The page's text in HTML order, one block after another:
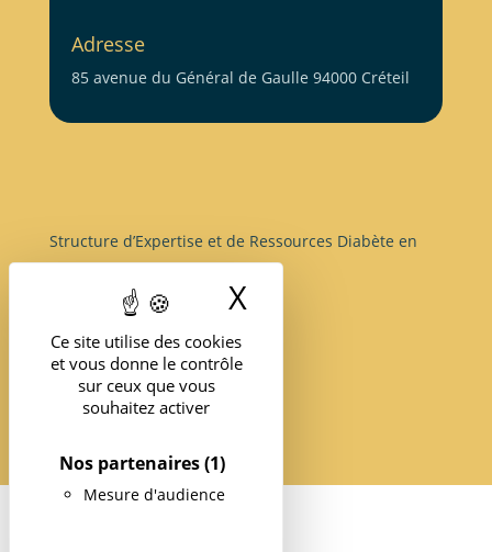
Ce site utilise des cookies
et vous donne le contrôle
sur ceux que vous
souhaitez activer
Nos partenaires(1)
Mesure d'audience
X
Adresse
85 avenue du Général de Gaulle 94000 Créteil
Structure d’Expertise et de Ressources Diabète en
île-de-France